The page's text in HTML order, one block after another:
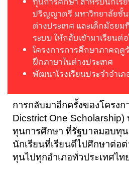
ปริญญาตรี มหาวิทยาลัยชั้น
ต่างประเทศ และเด็กมัธย
ระบบ ให้กลับเข้ามาเรียนต่
โครงการการศึกษาภาคฤดู
ฝึกภาษาในต่างประเทศ
พัฒนาโรงเรียนประจำอำเ
การกลับมาอีกครั้งของโครงก
Dicstrict One Scholarship)
ทุนการศึกษา ที่รัฐบาลมอบทุ
นักเรียนที่เรียนดีไปศึกษาต่อต่
ทุนไปทุกอำเภอทั่วประเทศไท